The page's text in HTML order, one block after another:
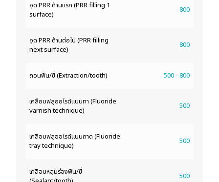
อุด PRR ด้านแรก (PRR filling 1
surface)
800
อุด PRR ด้านต่อไป (PRR filling
next surface)
800
ถอนฟัน/ซี่ (Extraction/tooth) 500 - 800
เคลือบฟลูออไรด์แบบทา (Fluoride
varnish technique)
500
เคลือบฟลูออไรด์แบบถาด (Fluoride
tray technique)
500
เคลือบหลุมร่องฟัน/ซี่
500